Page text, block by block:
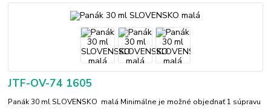
JTF-OV-74 1605
Panák 30 ml SLOVENSKO malá Minimálne je možné objednať 1 súpravu